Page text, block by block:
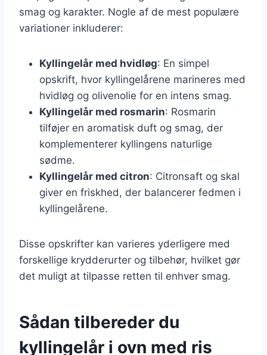
smag og karakter. Nogle af de mest populære
variationer inkluderer:
Kyllingelår med hvidløg: En simpel
opskrift, hvor kyllingelårene marineres med
hvidløg og olivenolie for en intens smag.
Kyllingelår med rosmarin: Rosmarin
tilføjer en aromatisk duft og smag, der
komplementerer kyllingens naturlige
sødme.
Kyllingelår med citron: Citronsaft og skal
giver en friskhed, der balancerer fedmen i
kyllingelårene.
Disse opskrifter kan varieres yderligere med
forskellige krydderurter og tilbehør, hvilket gør
det muligt at tilpasse retten til enhver smag.
Sådan tilbereder du
kyllingelår i ovn med ris